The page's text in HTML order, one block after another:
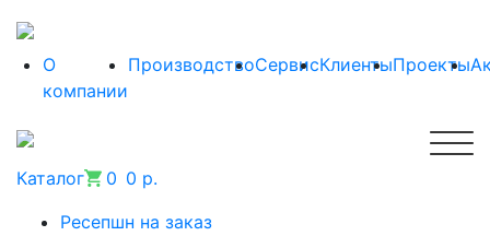
О
компании
ПроизводствоСервисКлиентыПроекты
Каталог 0 0 р.
Ресепшн на заказ